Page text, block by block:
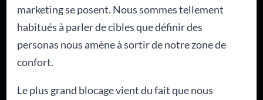
marketing se posent. Nous sommes tellement
habitués à parler de cibles que définir des
personas nous amène à sortir de notre zone de
confort.
Le plus grand blocage vient du fait que nous